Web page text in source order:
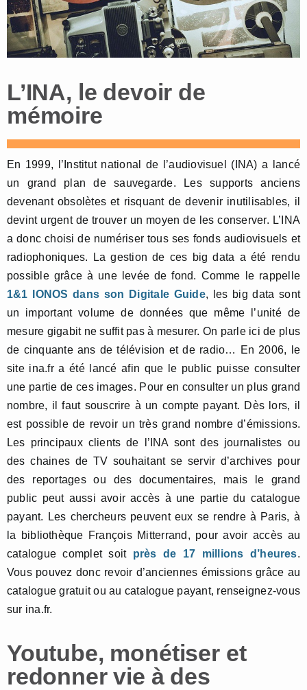
L’INA, le devoir de
mémoire
En 1999, l’Institut national de l’audiovisuel (INA) a lancé
un grand plan de sauvegarde. Les supports anciens
devenant obsolètes et risquant de devenir inutilisables, il
devint urgent de trouver un moyen de les conserver. L’INA
a donc choisi de numériser tous ses fonds audiovisuels et
radiophoniques. La gestion de ces big data a été rendu
possible grâce à une levée de fond. Comme le rappelle
1&1 IONOS dans son Digitale Guide, les big data sont
un important volume de données que même l’unité de
mesure gigabit ne suffit pas à mesurer. On parle ici de plus
de cinquante ans de télévision et de radio… En 2006, le
site ina.fr a été lancé afin que le public puisse consulter
une partie de ces images. Pour en consulter un plus grand
nombre, il faut souscrire à un compte payant. Dès lors, il
est possible de revoir un très grand nombre d’émissions.
Les principaux clients de l’INA sont des journalistes ou
des chaines de TV souhaitant se servir d’archives pour
des reportages ou des documentaires, mais le grand
public peut aussi avoir accès à une partie du catalogue
payant. Les chercheurs peuvent eux se rendre à Paris, à
la bibliothèque François Mitterrand, pour avoir accès au
catalogue complet soit près de 17 millions d’heures.
Vous pouvez donc revoir d’anciennes émissions grâce au
catalogue gratuit ou au catalogue payant, renseignez-vous
sur ina.fr.
Youtube, monétiser et
redonner vie à des